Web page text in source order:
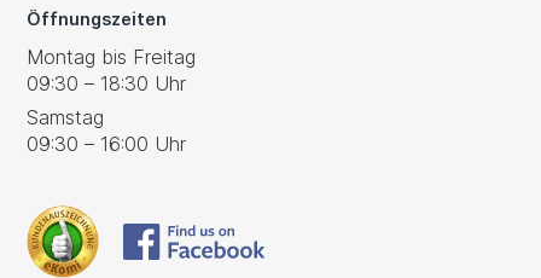
Öffnungszeiten
Montag bis Freitag
09:30 – 18:30 Uhr
Samstag
09:30 – 16:00 Uhr